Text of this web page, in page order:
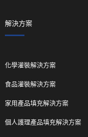
解決方案
化學灌裝解決方案
食品灌裝解決方案
家用產品填充解決方案
個人護理產品填充解決方案